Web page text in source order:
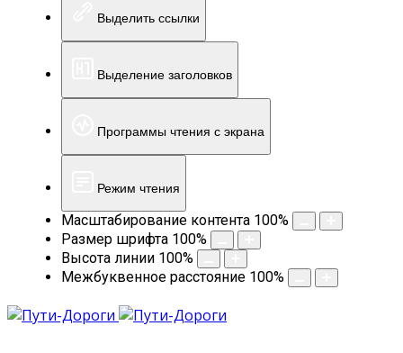
Выделить ссылки
Выделение заголовков
Программы чтения с экрана
Режим чтения
Масштабирование контента 100%
Размер шрифта 100%
Высота линии 100%
Межбуквенное расстояние 100%